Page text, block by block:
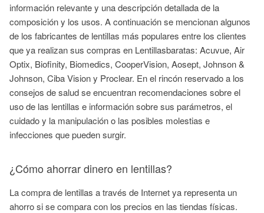
información relevante y una descripción detallada de la
composición y los usos. A continuación se mencionan algunos
de los fabricantes de lentillas más populares entre los clientes
que ya realizan sus compras en Lentillasbaratas: Acuvue, Air
Optix, Biofinity, Biomedics, CooperVision, Aosept, Johnson &
Johnson, Ciba Vision y Proclear. En el rincón reservado a los
consejos de salud se encuentran recomendaciones sobre el
uso de las lentillas e información sobre sus parámetros, el
cuidado y la manipulación o las posibles molestias e
infecciones que pueden surgir.
¿Cómo ahorrar dinero en lentillas?
La compra de lentillas a través de Internet ya representa un
ahorro si se compara con los precios en las tiendas físicas.